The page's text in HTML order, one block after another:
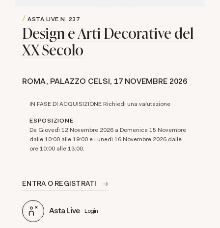
ASTA LIVE N. 237
Design e Arti Decorative del
XX Secolo
ROMA, PALAZZO CELSI, 17 NOVEMBRE 2026
IN FASE DI ACQUISIZIONE Richiedi una valutazione
ESPOSIZIONE
Da Giovedì 12 Novembre 2026 a Domenica 15 Novembre
dalle 10:00 alle 19:00 e Lunedì 16 Novembre 2026 dalle
ore 10:00 alle 13:00.
ENTRA O REGISTRATI
Asta Live Login